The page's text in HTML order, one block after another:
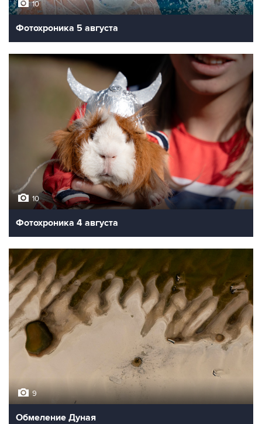
10
Фотохроника 5 августа
10
Фотохроника 4 августа
9
Обмеление Дуная